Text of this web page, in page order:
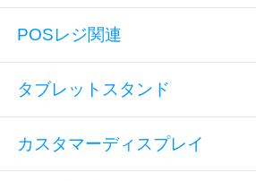
POSレジ関連
タブレットスタンド
カスタマーディスプレイ